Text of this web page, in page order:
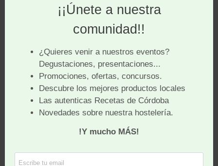
Recogida con cita previa
Pero esta semana estamos de enhorabuena porque
Ayuntamiento de Córdoba
puestos de caracoles
puedan hacer
entrega a domicilio, pero también recogida de
pedidos por los clientes concita previa, aunque
todavía queda un poco más de tiempo hasta que se
caracoles. Algo es algo.